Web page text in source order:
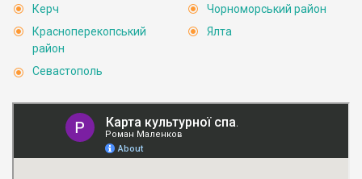
Керч
Красноперекопський
район
Севастополь
Чорноморський район
Ялта